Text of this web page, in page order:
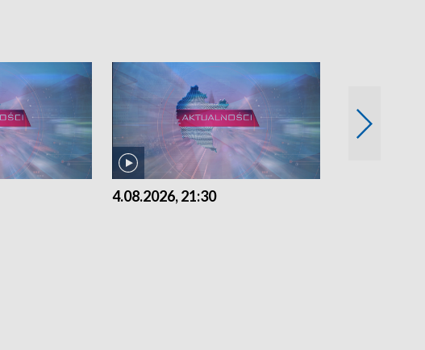
4.08.2026, 21:30